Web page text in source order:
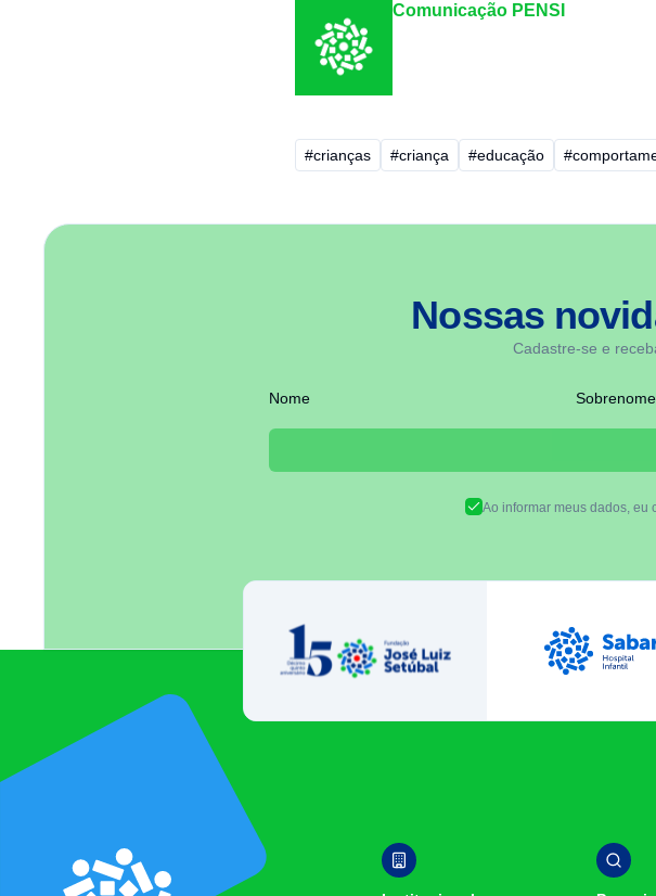
Comunicação PENSI
#crianças #criança #educação
Nossas
Cadastre-se e
Nome Sobrenome
Ao informar meus dados, eu
Fundação José Luiz Egydio Setúbal